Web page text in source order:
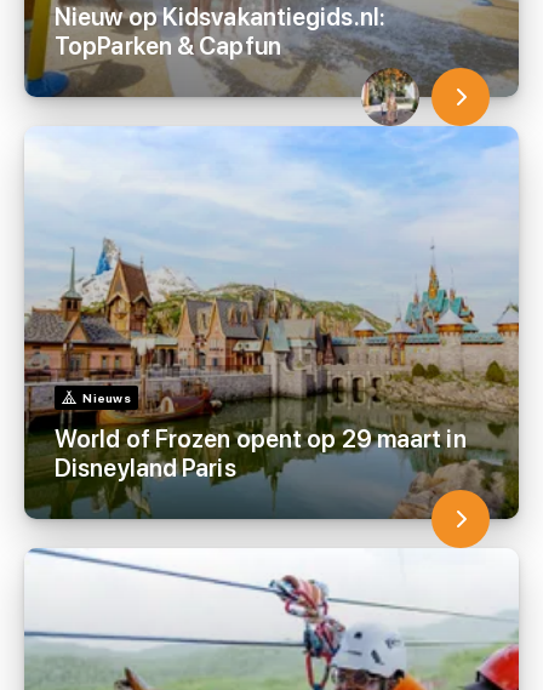
Nieuw op Kidsvakantiegids.nl:
TopParken & Capfun
Nieuws
World of Frozen opent op 29 maart in
Disneyland Paris